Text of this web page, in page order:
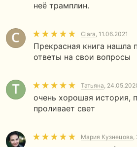
неё трамплин.
Clara, 11.06.2021
Прекрасная книга нашла
ответы на свои вопросы
Татьяна,
очень хорошая история,
проливает свет
Мария Кузнецова,